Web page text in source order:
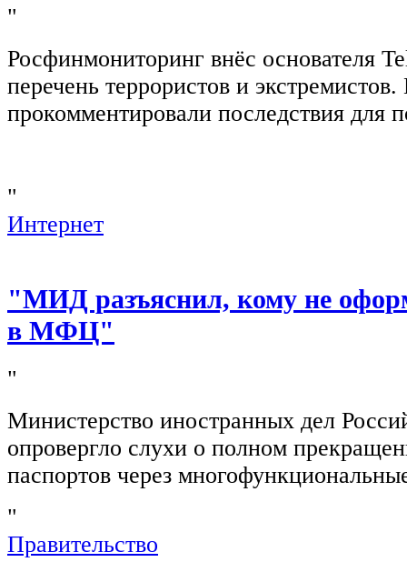
"
Росфинмониторинг внёс основателя
перечень террористов и
прокомментировали последствия для
"
Интернет
"МИД разъяснил, кому не
в МФЦ"
"
Министерство иностранных дел
опровергло слухи о полном
паспортов через
"
Правительство